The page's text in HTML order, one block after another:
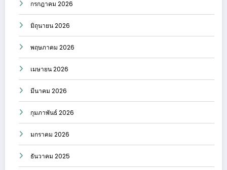
กรกฎาคม 2026
มิถุนายน 2026
พฤษภาคม 2026
เมษายน 2026
มีนาคม 2026
กุมภาพันธ์ 2026
มกราคม 2026
ธันวาคม 2025